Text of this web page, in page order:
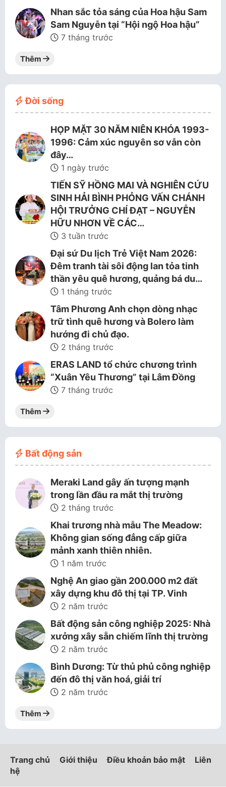
Nhan sắc tỏa sáng của Hoa hậu Sam
Sam Nguyễn tại “Hội ngộ Hoa hậu”
7 tháng trước
Thêm
Đời sống
HỌP MẶT 30 NĂM NIÊN KHÓA 1993-
1996: Cảm xúc nguyên sơ vẫn còn
đây…
1 ngày trước
TIẾN SỸ HỒNG MAI VÀ NGHIÊN CỨU
SINH HẢI BÌNH PHỎNG VẤN CHÁNH
HỘI TRƯỞNG CHÍ ĐẠT – NGUYỄN
HỮU NHƠN VỀ CÁC…
3 tuần trước
Đại sứ Du lịch Trẻ Việt Nam 2026:
Đêm tranh tài sôi động lan tỏa tinh
thần yêu quê hương, quảng bá du…
1 tháng trước
Tâm Phương Anh chọn dòng nhạc
trữ tình quê hương và Bolero làm
hướng đi chủ đạo.
2 tháng trước
ERAS LAND tổ chức chương trình
“Xuân Yêu Thương” tại Lâm Đồng
7 tháng trước
Thêm
Bất động sản
Meraki Land gây ấn tượng mạnh
trong lần đầu ra mắt thị trường
2 tháng trước
Khai trương nhà mẫu The Meadow:
Không gian sống đẳng cấp giữa
mảnh xanh thiên nhiên.
1 năm trước
Nghệ An giao gần 200.000 m2 đất
xây dựng khu đô thị tại TP. Vinh
2 năm trước
Bất động sản công nghiệp 2025: Nhà
xưởng xây sẵn chiếm lĩnh thị trường
2 năm trước
Bình Dương: Từ thủ phủ công nghiệp
đến đô thị văn hoá, giải trí
2 năm trước
Thêm
Trang chủ Giới thiệu Điều khoản bảo mật
Liên
hệ